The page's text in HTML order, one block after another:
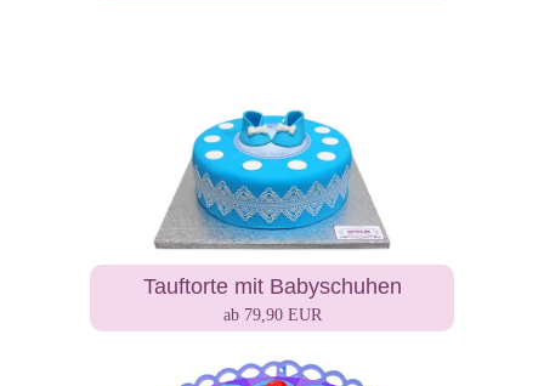
Tauftorte mit Babyschuhen
ab 79,90 EUR